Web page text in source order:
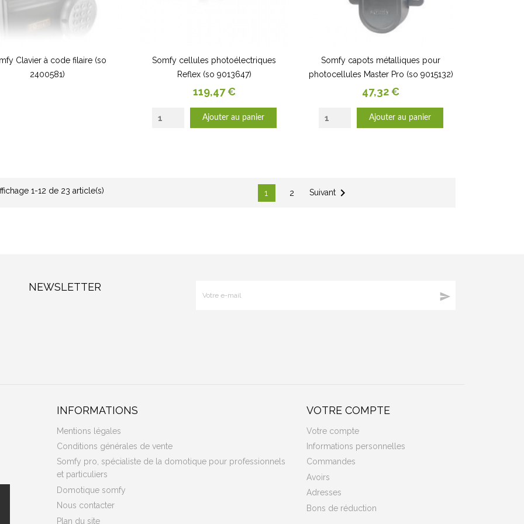
Clavier à code filaire (so
2400581)
Somfy cellules photoélectriques
Reflex (so 9013647)
Prix
119,47 €
Ajouter au panier
Somfy capots métalliques pour
photocellules Master Pro (so 9015132)
Prix
47,32 €
Ajouter au panier
1-12 de 23 article(s) 1 2 Suivant
NEWSLETTER

INFORMATIONS
Mentions légales
Conditions générales de vente
Somfy pro, spécialiste de la domotique pour professionnels
et particuliers
Domotique somfy
Nous contacter
Plan du site
VOTRE COMPTE
Votre compte
Informations personnelles
Commandes
Avoirs
Adresses
Bons de réduction